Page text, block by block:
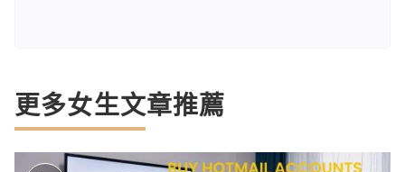
更多女生文章推薦